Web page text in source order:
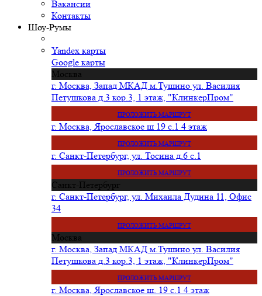
Вакансии
Контакты
Шоу-Румы
Yandex карты
Google карты
Москва
г. Москва, Запад МКАД м.Тушино ул. Василия
Петушкова д.3 кор.3, 1 этаж, "КлинкерПром"
ПРОЛОЖИТЬ МАРШРУТ
г. Москва, Ярославское ш 19 с.1 4 этаж
ПРОЛОЖИТЬ МАРШРУТ
г. Санкт-Петербург, ул. Тосина д.6 с.1
ПРОЛОЖИТЬ МАРШРУТ
Санкт-Петербург
г. Санкт-Петербург, ул. Михаила Дудина 11, Офис
34
ПРОЛОЖИТЬ МАРШРУТ
Москва
г. Москва, Запад МКАД м.Тушино ул. Василия
Петушкова д.3 кор.3, 1 этаж, "КлинкерПром"
ПРОЛОЖИТЬ МАРШРУТ
г. Москва, Ярославское ш. 19 с.1 4 этаж